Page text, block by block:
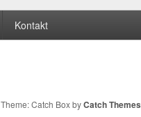
Kontakt
Theme: Catch Box byCatch Themes